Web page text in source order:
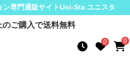
ン専門通販サイトUni-Sta ユニスタ
のご購入で送料無料
0 0